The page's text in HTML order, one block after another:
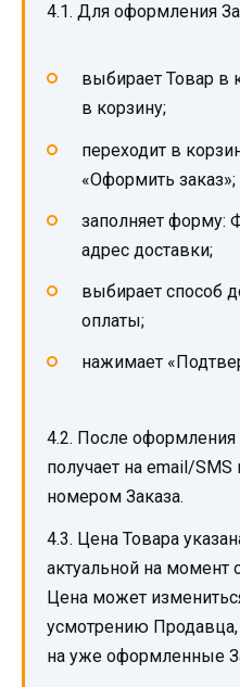
4.1. Для оформления
выбирает Товар в
в корзину;
переходит в
«Оформить заказ»;
заполняет форму:
адрес доставки;
выбирает способ
оплаты;
нажимает
4.2. После оформления
получает на email/
номером Заказа.
4.3. Цена Товара
актуальной на момент
Цена может
усмотрению
на уже оформленные